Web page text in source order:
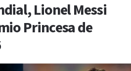
Lionel Messi
Princesa de